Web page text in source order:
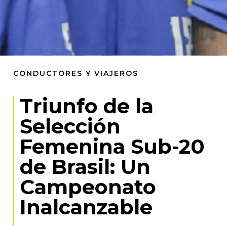
CONDUCTORES Y VIAJEROS
Triunfo de la
Selección
Femenina Sub-20
de Brasil: Un
Campeonato
Inalcanzable